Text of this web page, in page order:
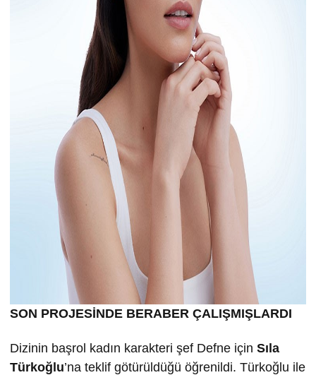
SON PROJESİNDE BERABER ÇALIŞMIŞLARDI
Dizinin başrol kadın karakteri şef Defne için Sıla
Türkoğlu’na teklif götürüldüğü öğrenildi. Türkoğlu ile